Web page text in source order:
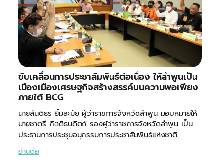
ขับเคลื่อนการประชาสัมพันธ์ต่อเนื่อง ให้ลำพูนเป็น
เมืองเมืองเศรษฐกิจสร้างสรรค์บนความพอเพียง
ภายใต้ BCG
นายสันติธร ยิ้มละมัย ผู้ว่าราชการจังหวัดลำพูน มอบหมายให้
นายชาตรี กิตติธนดิตถ์ รองผู้ว่าราชการจังหวัดลำพูน เป็น
ประธานการประชุมอนุกรรมการประชาสัมพันธ์แห่งชาติ
อ่านต่อ